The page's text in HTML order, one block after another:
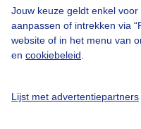
Jouw keuze geldt enkel
aanpassen of intrekken via
website of in het menu van
en cookiebeleid
Lijst met advertentiepartners
Privacy instellingen
Gratis weerdata
Buienradar